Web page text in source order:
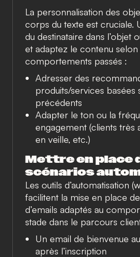
La personnalisation des
corps du texte est cruciale.
du destinataire dans l’objet
et adaptez le contenu
comportements passés :
Adresser des
produits/services basées
précédents
Adapter le ton ou la
engagement (clients très
en veille, etc.)
Mettre en place
scénarios
Les outils d’automatisation
facilitent la mise en place
d’emails adaptés au
stade dans le parcours
Un email de bienvenue
après l’inscription